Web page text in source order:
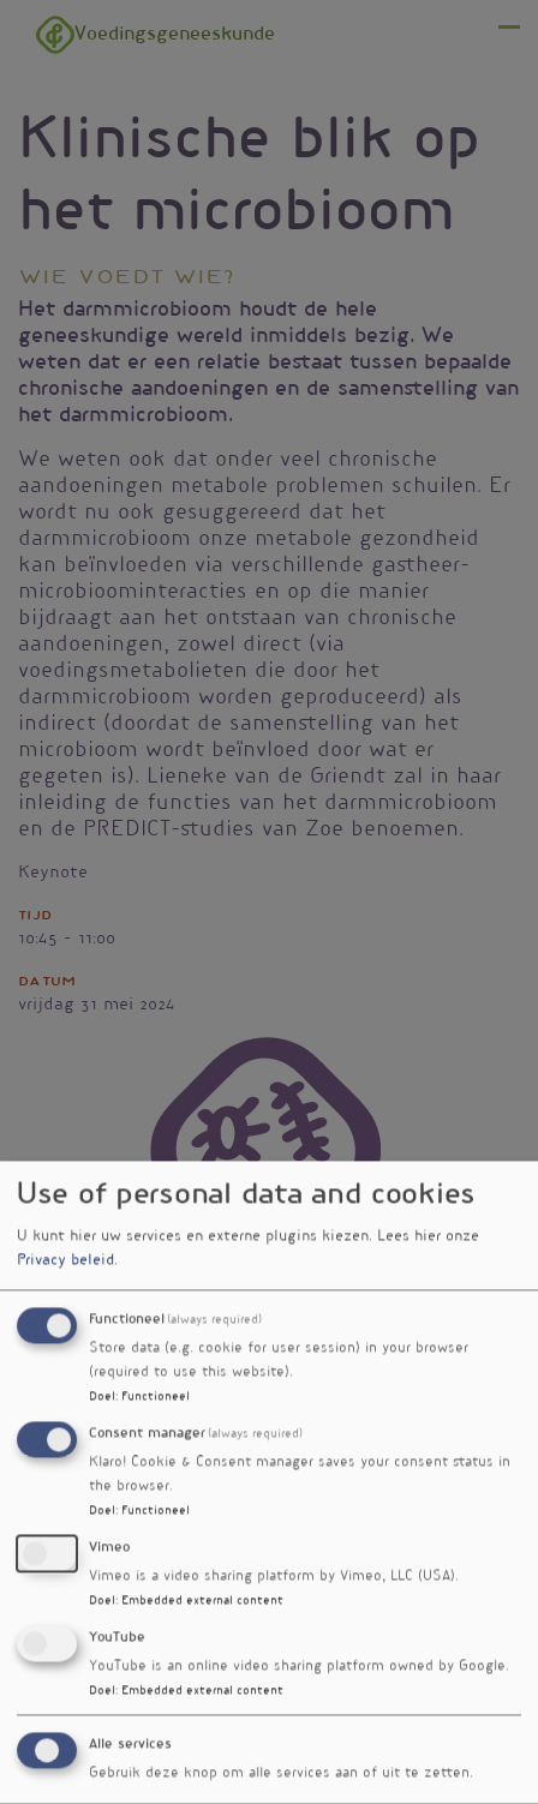
Overslaan en naar de inhoud gaan
Voedingsgeneeskunde
Klinische blik op
het microbioom
Wie voedt wie?
Het darmmicrobioom houdt de hele
geneeskundige wereld inmiddels bezig. We
weten dat er een relatie bestaat tussen bepaalde
chronische aandoeningen en de samenstelling van
het darmmicrobioom.
We weten ook dat onder veel chronische
aandoeningen metabole problemen schuilen. Er
wordt nu ook gesuggereerd dat het
darmmicrobioom onze metabole gezondheid
kan beïnvloeden via verschillende gastheer-
microbioom­interacties en op die manier
bijdraagt aan het ontstaan van chronische
aandoeningen, zowel direct (via
voedingsmetabolieten die door het
darmmicrobioom worden geproduceerd) als
indirect (doordat de samenstelling van het
microbioom wordt beïnvloed door wat er
gegeten is). Lieneke van de Griendt zal in haar
inleiding de functies van het darmmicrobioom
en de PREDICT-studies van Zoe benoemen.
Keynote
Tijd
10:45 - 11:00
Datum
vrijdag 31 mei 2024
Use of personal data and cookies
U kunt hier uw services en externe plugins kiezen. Lees hier onze
Privacy beleid.
Functioneel (always required)
Store data (e.g. cookie for user session) in your browser
(required to use this website).
Doel : Functioneel
Consent manager (always required)
Klaro! Cookie & Consent manager saves your consent status in
the browser.
Doel : Functioneel
Vimeo
Vimeo is a video sharing platform by Vimeo, LLC (USA).
Doel : Embedded external content
YouTube
YouTube is an online video sharing platform owned by Google.
Doel : Embedded external content
Alle services
Gebruik deze knop om alle services aan of uit te zetten.